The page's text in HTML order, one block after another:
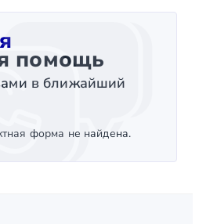
помощь
в ближайший
форма не найдена.